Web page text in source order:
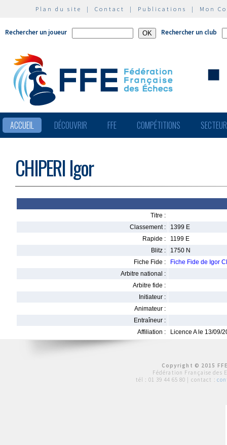
Plan du site | Contact | Publications | Mon
Rechercher un joueur Rechercher un club
ACCUEIL DÉCOUVRIR FFE COMPÉTITIONS
CHIPERI Igor
Titre :
Classement :
1399 E
Rapide :
1199 E
Blitz :
1750 N
Fiche Fide :
Fiche Fide de Igor
Arbitre national :
Arbitre fide :
Initiateur :
Animateur :
Entraîneur :
Affiliation :
Licence A le 13/09/
Copyright © 2015
Fédération Française des
tél : 01 39 44 65 80 | contact :